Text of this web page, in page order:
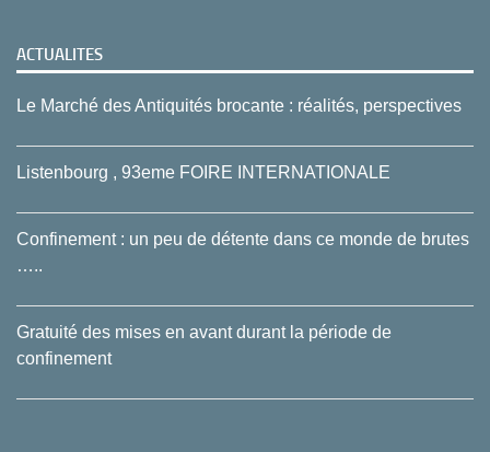
ACTUALITES
Le Marché des Antiquités brocante : réalités, perspectives
Listenbourg , 93eme FOIRE INTERNATIONALE
Confinement : un peu de détente dans ce monde de brutes
…..
Gratuité des mises en avant durant la période de
confinement